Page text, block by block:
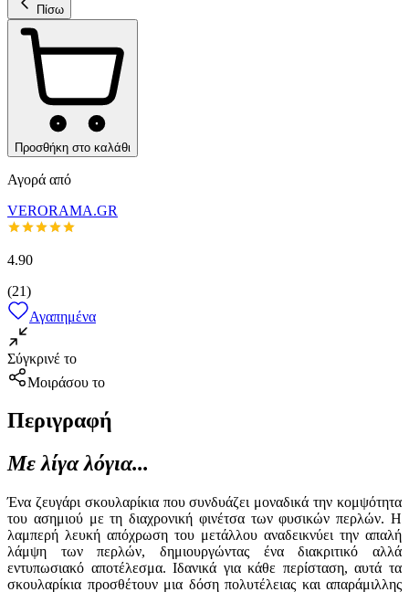
Πίσω
Προσθήκη στο καλάθι
Αγορά από
VERORAMA.GR
4.90
(21)
Αγαπημένα
Σύγκρινέ το
Μοιράσου το
Περιγραφή
Με λίγα λόγια...
Ένα ζευγάρι σκουλαρίκια που συνδυάζει μοναδικά την κομψότητα
του ασημιού με τη διαχρονική φινέτσα των φυσικών περλών. Η
λαμπερή λευκή απόχρωση του μετάλλου αναδεικνύει την απαλή
λάμψη των περλών, δημιουργώντας ένα διακριτικό αλλά
εντυπωσιακό αποτέλεσμα. Ιδανικά για κάθε περίσταση, αυτά τα
σκουλαρίκια προσθέτουν μια δόση πολυτέλειας και απαράμιλλης